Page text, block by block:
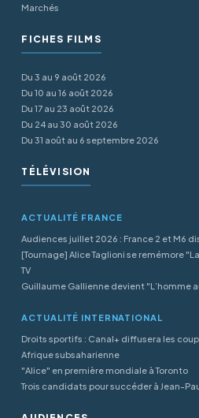
Marchés
FICHES FILMS
Du 3 au 9 août 2026
Du 10 au 16 août 2026
Du 17 au 23 août 2026
Du 24 au 30 août 2026
Du 31 août au 6 septembre 2026
TÉLÉVISION
ACTUALITÉ FRANCE
Audiences juillet 2026 : France 2 et M6
[Tournage] Alice Taglioni se remémore
TV
Guillaume Gallienne devient "L’homme
ACTUALITÉ INTERNATIONAL
Droits sportifs : Canal+ diffusera les
Afrique subsaharienne
"Alice" en première mondiale à Toronto
Trois candidats pour succéder à Jean-